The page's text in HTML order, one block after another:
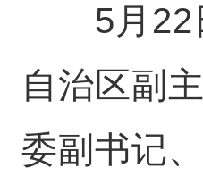
5月22
自治区副
委副书记